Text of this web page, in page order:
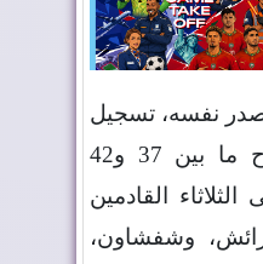
نفسه، تسجيل
درجات حرارة تتراوح ما بين 37 و42
القادمين
وشفشاون،